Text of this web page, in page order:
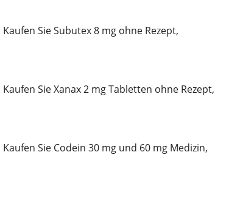
Kaufen Sie Subutex 8 mg ohne Rezept,
Kaufen Sie Xanax 2 mg Tabletten ohne Rezept,
Kaufen Sie Codein 30 mg und 60 mg Medizin,